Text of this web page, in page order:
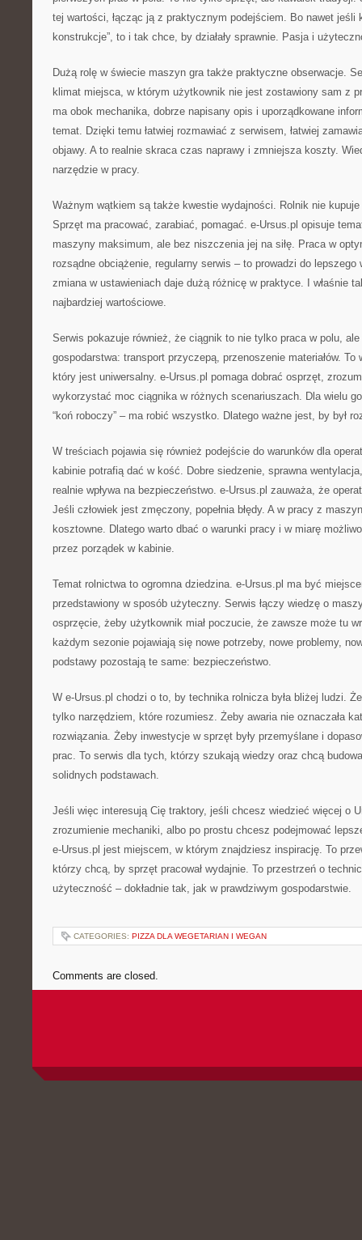
tej wartości, łącząc ją z praktycznym podejściem. Bo nawet jeśli
konstrukcje”, to i tak chce, by działały sprawnie. Pasja i
Dużą rolę w świecie maszyn gra także praktyczne obserwacje.
klimat miejsca, w którym użytkownik nie jest zostawiony sam z
ma obok mechanika, dobrze napisany opis i uporządkowane
temat. Dzięki temu łatwiej rozmawiać z serwisem, łatwiej
objawy. A to realnie skraca czas naprawy i zmniejsza koszty.
narzędzie w pracy.
Ważnym wątkiem są także kwestie wydajności. Rolnik nie
Sprzęt ma pracować, zarabiać, pomagać. e-Ursus.pl opisuje
maszyny maksimum, ale bez niszczenia jej na siłę. Praca w
rozsądne obciążenie, regularny serwis – to prowadzi do lepszego
zmiana w ustawieniach daje dużą różnicę w praktyce. I właśnie
najbardziej wartościowe.
Serwis pokazuje również, że ciągnik to nie tylko praca w polu, ale
gospodarstwa: transport przyczepą, przenoszenie materiałów.
który jest uniwersalny. e-Ursus.pl pomaga dobrać osprzęt,
wykorzystać moc ciągnika w różnych scenariuszach. Dla wielu
“koń roboczy” – ma robić wszystko. Dlatego ważne jest, by był
W treściach pojawia się również podejście do warunków dla
kabinie potrafią dać w kość. Dobre siedzenie, sprawna
realnie wpływa na bezpieczeństwo. e-Ursus.pl zauważa, że
Jeśli człowiek jest zmęczony, popełnia błędy. A w pracy z
kosztowne. Dlatego warto dbać o warunki pracy i w miarę
przez porządek w kabinie.
Temat rolnictwa to ogromna dziedzina. e-Ursus.pl ma być
przedstawiony w sposób użyteczny. Serwis łączy wiedzę o
osprzęcie, żeby użytkownik miał poczucie, że zawsze może tu
każdym sezonie pojawiają się nowe potrzeby, nowe problemy,
podstawy pozostają te same: bezpieczeństwo.
W e-Ursus.pl chodzi o to, by technika rolnicza była bliżej ludzi.
tylko narzędziem, które rozumiesz. Żeby awaria nie oznaczała
rozwiązania. Żeby inwestycje w sprzęt były przemyślane i
prac. To serwis dla tych, którzy szukają wiedzy oraz chcą
solidnych podstawach.
Jeśli więc interesują Cię traktory, jeśli chcesz wiedzieć więcej o
zrozumienie mechaniki, albo po prostu chcesz podejmować
e-Ursus.pl jest miejscem, w którym znajdziesz inspirację. To
którzy chcą, by sprzęt pracował wydajnie. To przestrzeń o
użyteczność – dokładnie tak, jak w prawdziwym gospodarstwie.
CATEGORIES: PIZZA DLA WEGETARIAN I WEGAN
Comments are closed.